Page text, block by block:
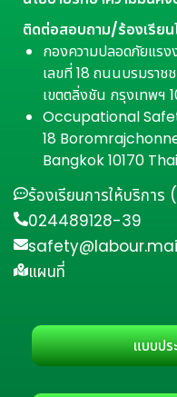
ติดต่อสอบถาม/ร้องเรียน
กองความปลอดภัยแรง
เลขที่ 18 ถนนบรมรา
เขตตลิ่งชัน กรุงเทพฯ
Occupational
18
Bangkok 10170
ร้องเรียนการให้บริการ
024489128-39
แผนที่
แบบปร